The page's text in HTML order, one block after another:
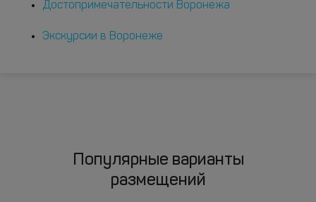
Достопримечательности Воронежа
Экскурсии в Воронеже
Популярные варианты
размещений